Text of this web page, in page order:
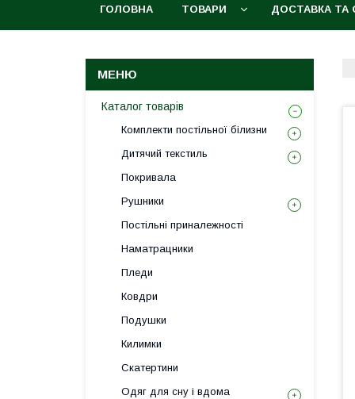
ГОЛОВНА ТОВАРИ ДОСТАВКА ТА
Каталог товарів
Комплекти постільної білизни
Дитячий текстиль
Покривала
Рушники
Постільні приналежності
Наматрацники
Пледи
Ковдри
Подушки
Килимки
Скатертини
Одяг для сну і вдома